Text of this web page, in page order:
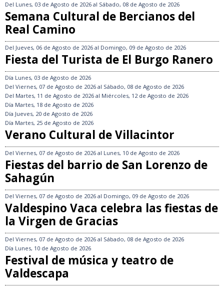
Del Lunes, 03 de Agosto de 2026 al Sábado, 08 de Agosto de 2026
Semana Cultural de Bercianos del
Real Camino
Del Jueves, 06 de Agosto de 2026 al Domingo, 09 de Agosto de 2026
Fiesta del Turista de El Burgo Ranero
Día Lunes, 03 de Agosto de 2026
Del Viernes, 07 de Agosto de 2026 al Sábado, 08 de Agosto de 2026
Del Martes, 11 de Agosto de 2026 al Miércoles, 12 de Agosto de 2026
Día Martes, 18 de Agosto de 2026
Día Jueves, 20 de Agosto de 2026
Día Martes, 25 de Agosto de 2026
Verano Cultural de Villacintor
Del Viernes, 07 de Agosto de 2026 al Lunes, 10 de Agosto de 2026
Fiestas del barrio de San Lorenzo de
Sahagún
Del Viernes, 07 de Agosto de 2026 al Domingo, 09 de Agosto de 2026
Valdespino Vaca celebra las fiestas de
la Virgen de Gracias
Del Viernes, 07 de Agosto de 2026 al Sábado, 08 de Agosto de 2026
Día Lunes, 10 de Agosto de 2026
Festival de música y teatro de
Valdescapa